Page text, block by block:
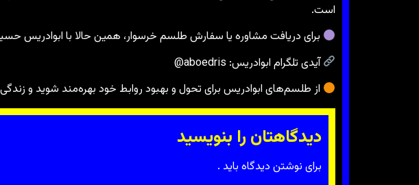
است.
برای دریافت مشاوره یا سفارش طلسم خرسوار، همین حالا با ابوادریس
آیدی تلگرام ابوادریس: aboedris@
از طلسم‌های ابوادریس برای تحول و بهبود روابط خود بهره‌مند شوید و
دیدگاهتان را بنویسید
برای نوشتن دیدگاه باید .